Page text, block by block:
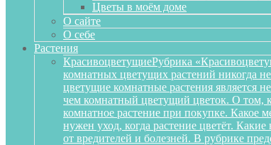
Цветы в моём доме
О сайте
О себе
Растения
КрасивоцветущиеРубрика
комнатных цветущих растений никогда
цветущие комнатные растения является
чем комнатный цветущий цветок. О том,
комнатное растение при покупке. Какое
нужен уход, когда растение цветёт.
от вредителей и болезней. В рубрике